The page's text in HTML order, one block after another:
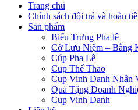
Trang chủ
Chính sách đổi trả và hoàn
Sản phẩm
Biểu Trưng Pha lê
Cờ Lưu Niệm – Bằng
Cúp Pha Lê
Cup Thể Thao
Cup Vinh Danh Nhân
Quà Tặng Doanh
Cup Vinh Danh